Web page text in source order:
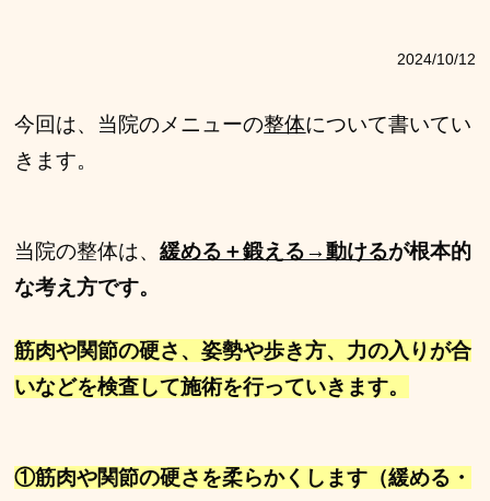
2024/10/12
今回は、当院のメニューの整体について書いてい
きます。
当院の整体は、緩める＋鍛える→動けるが根本的
な考え方です。
筋肉や関節の硬さ、姿勢や歩き方、力の入りが合
いなどを検査して施術を行っていきます。
①筋肉や関節の硬さを柔らかくします（緩める・